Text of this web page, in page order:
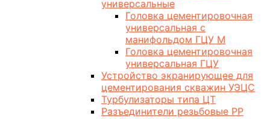
универсальные
Головка цементировочная
универсальная с
манифольдом ГЦУ М
Головка цементировочная
универсальная ГЦУ
Устройство экранирующее для
цементирования скважин УЭЦС
Турбулизаторы типа ЦТ
Разъединители резьбовые РР